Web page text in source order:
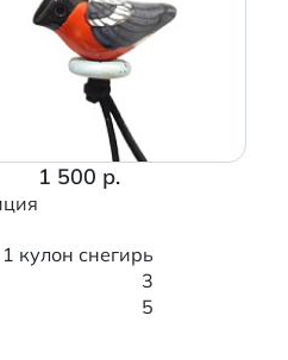
1 500 р.
1 кулон снегирь
3
5